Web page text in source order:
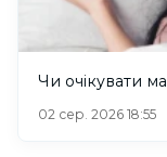
Чи очікувати
02 сер. 2026 18:55